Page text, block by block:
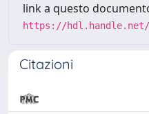
link a questo
https://hdl.handle.net/
Citazioni